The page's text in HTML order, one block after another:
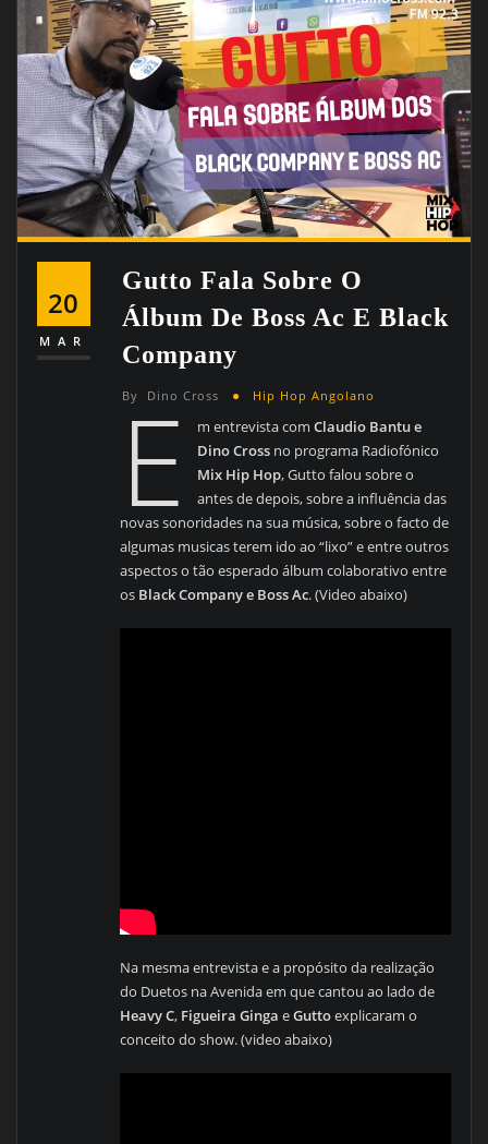
20
MAR
Gutto Fala Sobre O
Álbum De Boss Ac E Black
Company
By Dino Cross Hip Hop Angolano
E m entrevista comClaudio Bantu e
Dino Cross no programa Radiofónico
Mix Hip Hop, Gutto falou sobre o
antes de depois, sobre a influência das
novas sonoridades na sua música, sobre o facto de
algumas musicas terem ido ao “lixo” e entre outros
aspectos o tão esperado álbum colaborativo entre
os Black Company e Boss Ac. (Video abaixo)
Na mesma entrevista e a propósito da realização
do Duetos na Avenida em que cantou ao lado de
Heavy C, Figueira Ginga eGuttoexplicaram o
conceito do show. (video abaixo)